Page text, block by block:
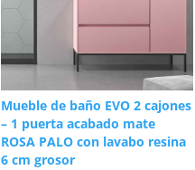
Mueble de baño EVO 2 cajones
– 1 puerta acabado mate
ROSA PALO con lavabo resina
6 cm grosor